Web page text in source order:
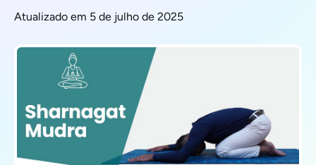
Atualizado em 5 de julho de 2025